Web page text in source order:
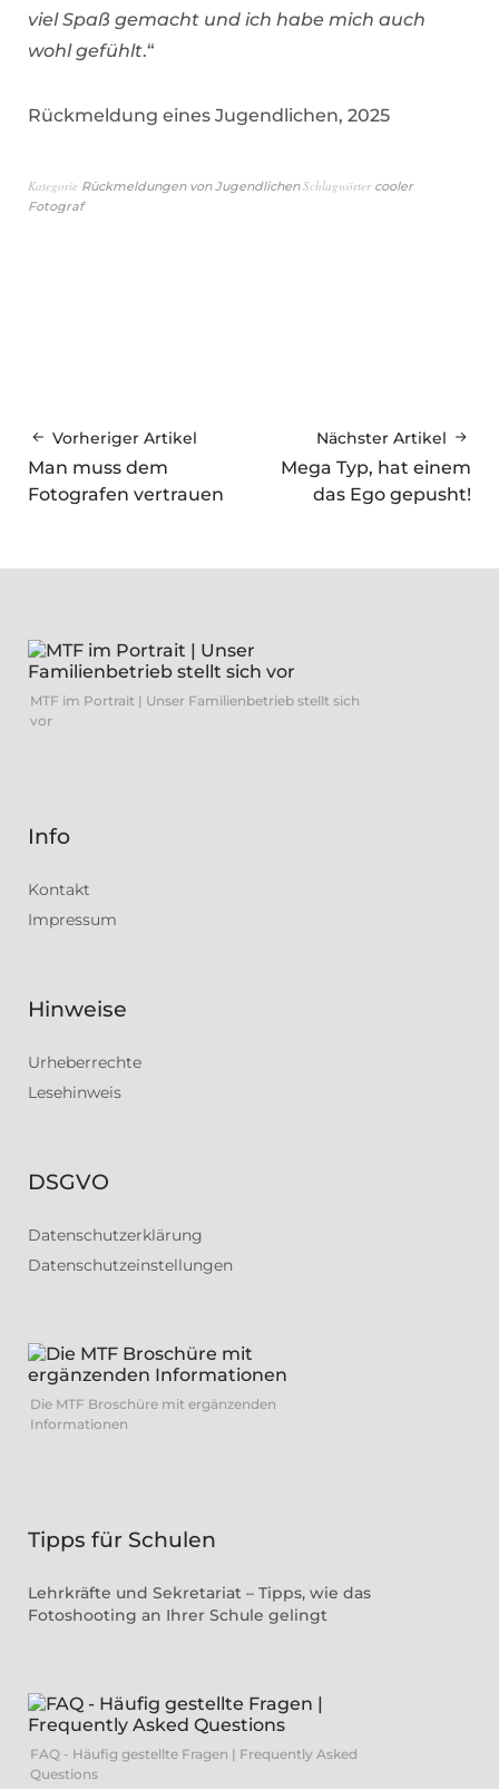
viel Spaß gemacht und ich habe mich auch
wohl gefühlt.“
Rückmeldung eines Jugendlichen, 2025
Kategorie Rückmeldungen von Jugendlichen Schlagwörter cooler
Fotograf
Vorheriger Artikel
Man muss dem
Fotografen vertrauen
Nächster Artikel
Mega Typ, hat einem
das Ego gepusht!
MTF im Portrait | Unser Familienbetrieb stellt sich
vor
Info
Kontakt
Impressum
Hinweise
Urheberrechte
Lesehinweis
DSGVO
Datenschutzerklärung
Datenschutzeinstellungen
Die MTF Broschüre mit ergänzenden
Informationen
Tipps für Schulen
Lehrkräfte und Sekretariat – Tipps, wie das
Fotoshooting an Ihrer Schule gelingt
FAQ - Häufig gestellte Fragen | Frequently Asked
Questions